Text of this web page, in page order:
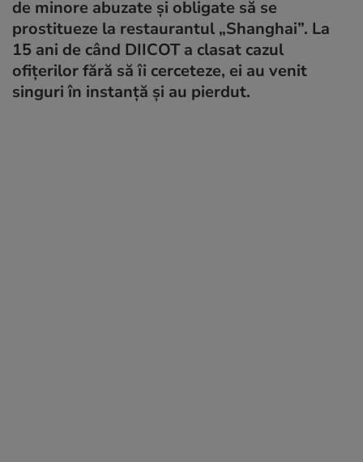
de minore abuzate și obligate să se
prostitueze la restaurantul „Shanghai”. La
15 ani de când DIICOT a clasat cazul
ofițerilor fără să îi cerceteze, ei au venit
singuri în instanță și au pierdut.